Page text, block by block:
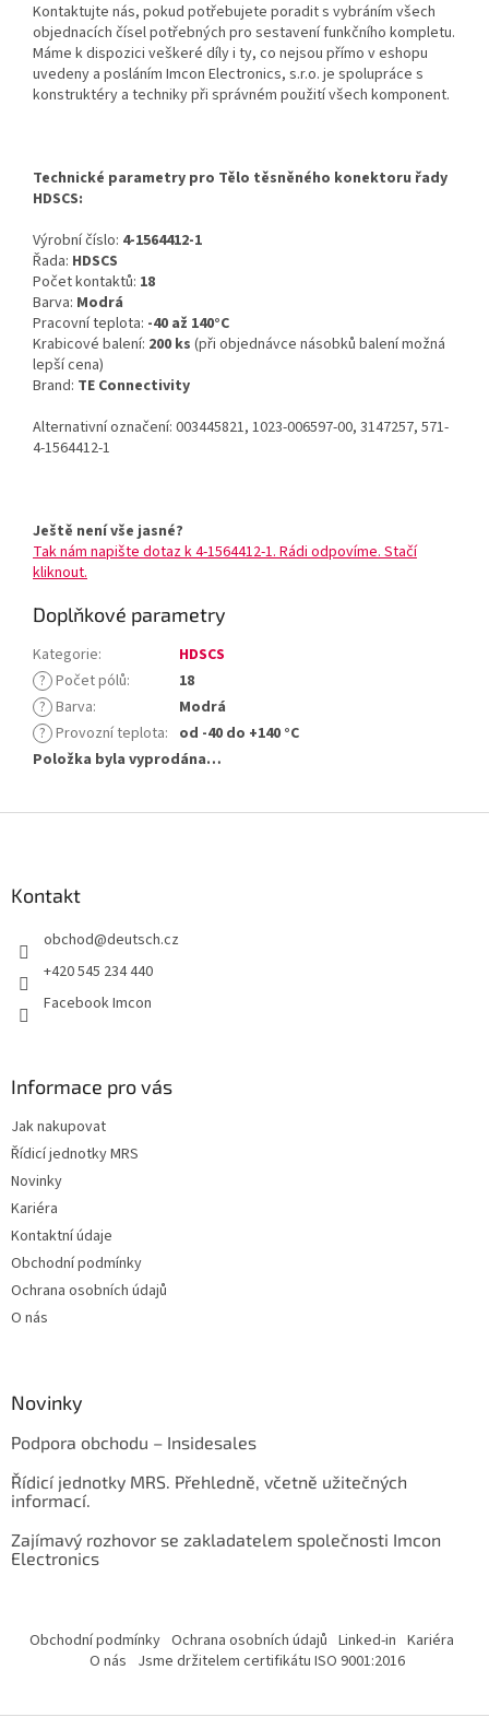
Kontaktujte nás, pokud potřebujete poradit s vybráním všech
objednacích čísel potřebných pro sestavení funkčního kompletu.
Máme k dispozici veškeré díly i ty, co nejsou přímo v eshopu
uvedeny a posláním Imcon Electronics, s.r.o. je spolupráce s
konstruktéry a techniky při správném použití všech komponent.
Technické parametry pro Tělo těsněného konektoru řady
HDSCS:
Výrobní číslo: 4-1564412-1
Řada: HDSCS
Počet kontaktů: 18
Barva: Modrá
Pracovní teplota: -40 až 140°C
Krabicové balení: 200 ks (při objednávce násobků balení možná
lepší cena)
Brand: TE Connectivity
Alternativní označení: 003445821, 1023-006597-00, 3147257, 571-
4-1564412-1
Ještě není vše jasné?
Tak nám napište dotaz k 4-1564412-1. Rádi odpovíme. Stačí
kliknout.
Doplňkové parametry
Kategorie:
HDSCS
? Počet pólů:
18
? Barva:
Modrá
? Provozní teplota: od -40 do +140 °C
Položka byla vyprodána…
Kontakt
obchod@deutsch.cz
+420 545 234 440
Facebook Imcon
Informace pro vás
Jak nakupovat
Řídicí jednotky MRS
Novinky
Kariéra
Kontaktní údaje
Obchodní podmínky
Ochrana osobních údajů
O nás
Novinky
Podpora obchodu – Insidesales
Řídicí jednotky MRS. Přehledně, včetně užitečných
informací.
Zajímavý rozhovor se zakladatelem společnosti Imcon
Electronics
Obchodní podmínky Ochrana osobních údajů Linked-in Kariéra
O nás Jsme držitelem certifikátu ISO 9001:2016